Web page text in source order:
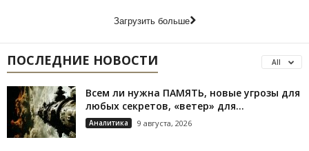
Загрузить больше
ПОСЛЕДНИЕ НОВОСТИ All
Всем ли нужна ПАМЯТЬ, новые угрозы для
любых секретов, «ветер» для...
Аналитика 9 августа, 2026